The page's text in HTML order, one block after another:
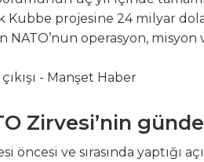
projesine 24 milyar
NATO’nun operasyon,
Zirvesi’nin
öncesi ve sırasında yaptığı